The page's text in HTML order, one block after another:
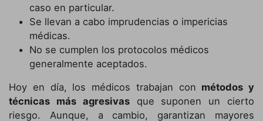
caso en particular.
Se llevan a cabo imprudencias o impericias
médicas.
No se cumplen los protocolos médicos
generalmente aceptados.
Hoy en día, los médicos trabajan con métodos y
técnicas más agresivasque suponen un cierto
riesgo. Aunque, a cambio, garantizan mayores